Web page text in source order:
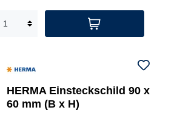
HERMA Einsteckschild 90 x
60 mm (B x H)